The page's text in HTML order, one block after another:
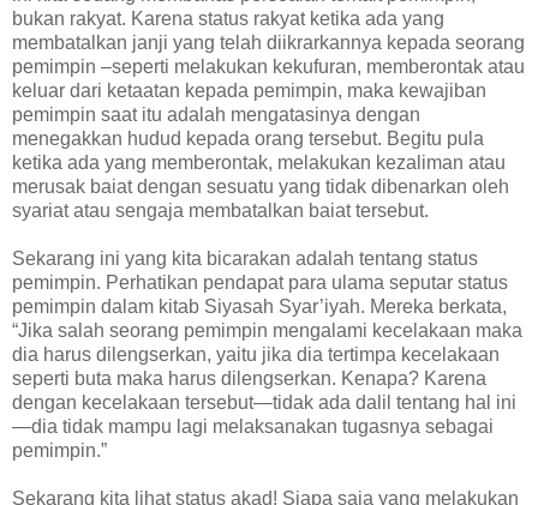
bukan rakyat. Karena status rakyat ketika ada yang
membatalkan janji yang telah diikrarkannya kepada seorang
pemimpin –seperti melakukan kekufuran, memberontak atau
keluar dari ketaatan kepada pemimpin, maka kewajiban
pemimpin saat itu adalah mengatasinya dengan
menegakkan hudud kepada orang tersebut. Begitu pula
ketika ada yang memberontak, melakukan kezaliman atau
merusak baiat dengan sesuatu yang tidak dibenarkan oleh
syariat atau sengaja membatalkan baiat tersebut.
Sekarang ini yang kita bicarakan adalah tentang status
pemimpin. Perhatikan pendapat para ulama seputar status
pemimpin dalam kitab Siyasah Syar’iyah. Mereka berkata,
“Jika salah seorang pemimpin mengalami kecelakaan maka
dia harus dilengserkan, yaitu jika dia tertimpa kecelakaan
seperti buta maka harus dilengserkan. Kenapa? Karena
dengan kecelakaan tersebut—tidak ada dalil tentang hal ini
—dia tidak mampu lagi melaksanakan tugasnya sebagai
pemimpin.”
Sekarang kita lihat status akad! Siapa saja yang melakukan